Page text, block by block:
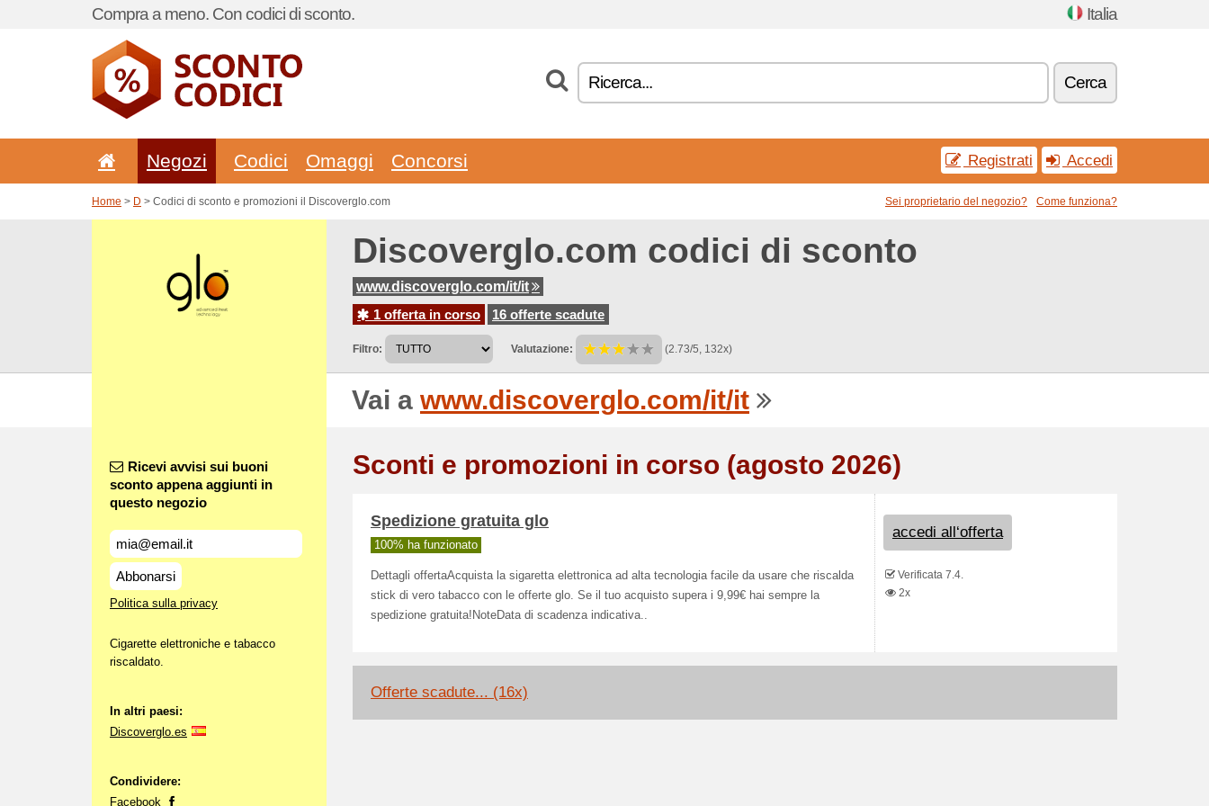
Compra a meno. Con codici di sconto. Italia
Cerca
Negozi Codici Omaggi Concorsi Registrati Accedi
Home > D > Codici di sconto e promozioni il Discoverglo.com Sei proprietario del negozio? Come funziona?
Discoverglo.com codici di sconto
www.discoverglo.com/it/it
1 offerta in corso
16 offerte scadute
Filtro: Valutazione: (2.73/5, 132x)
Vai a www.discoverglo.com/it/it
Ricevi avvisi sui buoni
sconto appena aggiunti in
questo negozio
Abbonarsi
Politica sulla privacy
Cigarette elettroniche e tabacco
riscaldato.
In altri paesi:
Discoverglo.es
Condividere:
Facebook
Sconti e promozioni in corso (agosto 2026)
Spedizione gratuita glo
100% ha funzionato
Dettagli offertaAcquista la sigaretta elettronica ad alta tecnologia facile da usare che riscalda
stick di vero tabacco con le offerte glo. Se il tuo acquisto supera i 9,99€ hai sempre la
spedizione gratuita!NoteData di scadenza indicativa..
accedi all‘offerta
Verificata 7.4.
2x
Offerte scadute... (16x)